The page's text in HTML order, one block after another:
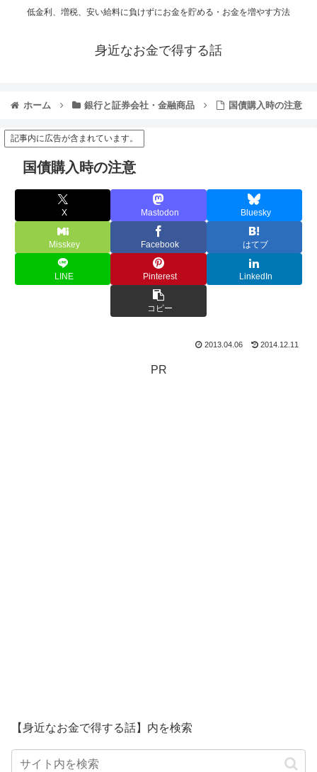
低金利、増税、安い給料に負けずにお金を貯める・お金を増やす方法
身近なお金で得する話
ホーム 銀行と証券会社・金融商品 国債購入時の注意
記事内に広告が含まれています。
国債購入時の注意
X Mastodon Bluesky
Misskey Facebook はてブ
LINE Pinterest LinkedIn
コピー
2013.04.06 2014.12.11
PR
【身近なお金で得する話】内を検索